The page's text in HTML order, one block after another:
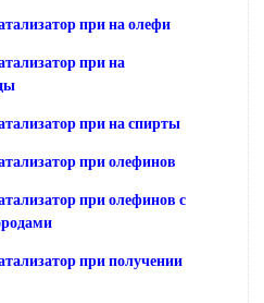
при на олефи
при на
при на спирты
при олефинов
при олефинов с
при получении